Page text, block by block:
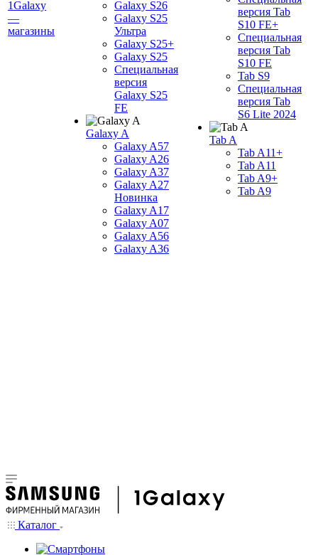
1Galaxy
—
магазины
Galaxy S26
Galaxy S25
Ультра
Galaxy S25+
Galaxy S25
Специальная
версия
Galaxy S25
FE
Galaxy A
Galaxy A57
Galaxy A26
Galaxy A37
Galaxy A27
Новинка
Galaxy A17
Galaxy A07
Galaxy A56
Galaxy A36
версия Tab
S10 FE+
Специальная
версия Tab
S10 FE
Tab S9
Специальная
версия Tab
S6 Lite 2024
Tab A
Tab A11+
Tab A11
Tab A9+
Tab A9
Каталог